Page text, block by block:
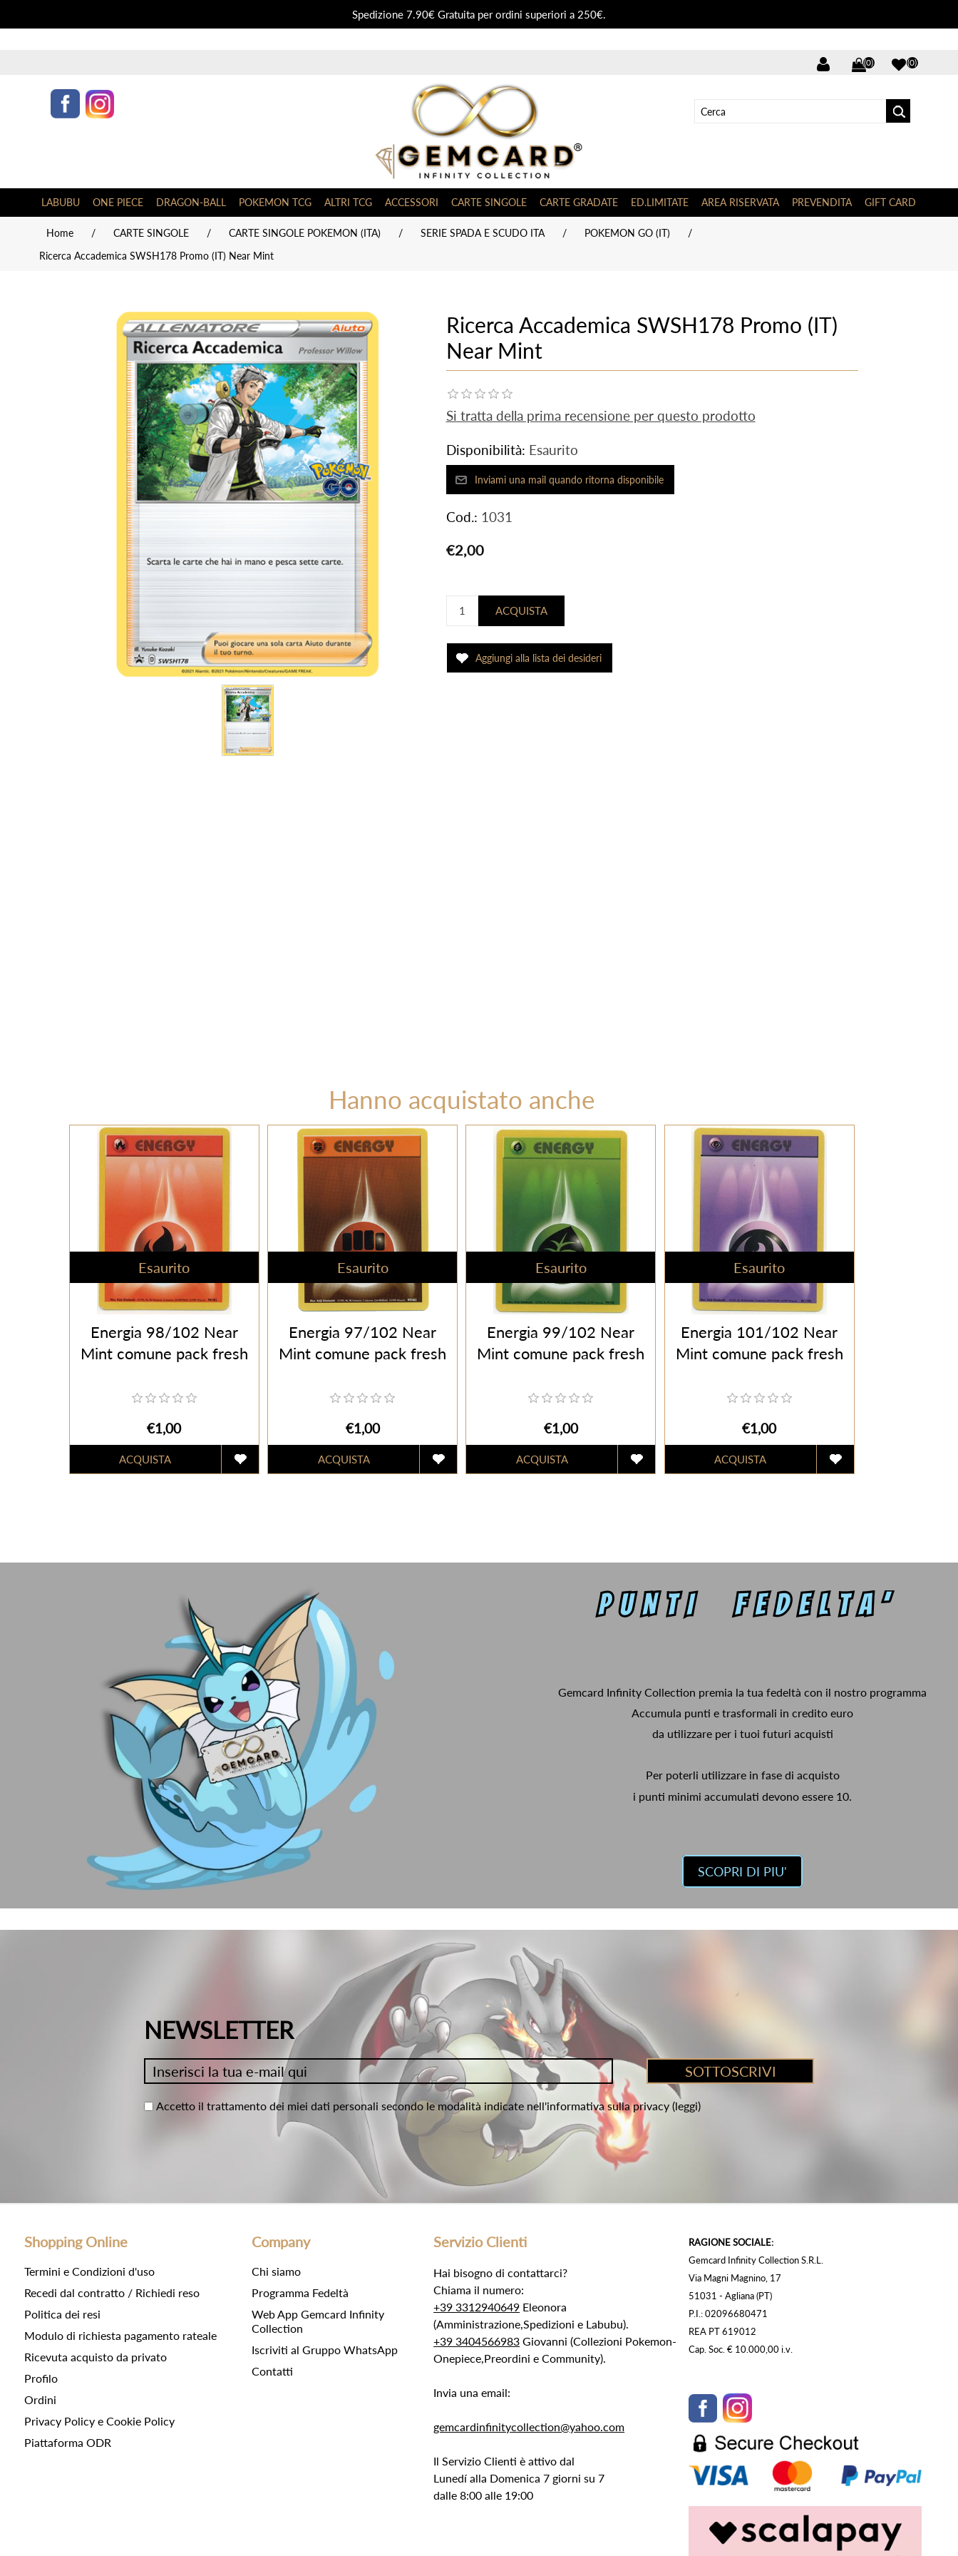
Spedizione 7.90€ Gratuita per ordini superiori a 250€.
(0) (0)
LABUBU ONE PIECE DRAGON-BALL POKEMON TCG ALTRI TCG ACCESSORI CARTE SINGOLE CARTE GRADATE ED.LIMITATE AREA RISERVATA PREVENDITA GIFT CARD
Home / CARTE SINGOLE / CARTE SINGOLE POKEMON (ITA) / SERIE SPADA E SCUDO ITA / POKEMON GO (IT)
/
Ricerca Accademica SWSH178 Promo (IT) Near Mint
Ricerca Accademica SWSH178 Promo (IT)
Near Mint
Si tratta della prima recensione per questo prodotto
Disponibilità: Esaurito
Cod.: 1031
€2,00
Hanno acquistato anche
Esaurito
Energia 98/102 Near
Mint comune pack fresh
€1,00
Esaurito
Energia 97/102 Near
Mint comune pack fresh
€1,00
Esaurito
Energia 99/102 Near
Mint comune pack fresh
€1,00
Esaurito
Energia 101/102 Near
Mint comune pack fresh
€1,00
Gemcard Infinity Collection premia la tua fedeltà con il nostro programma
Accumula punti e trasformali in credito euro
da utilizzare per i tuoi futuri acquisti
Per poterli utilizzare in fase di acquisto
i punti minimi accumulati devono essere 10.
SCOPRI DI PIU'
NEWSLETTER
Accetto il trattamento dei miei dati personali secondo le modalità indicate nell'informativa sulla privacy (leggi)
Shopping Online
Termini e Condizioni d'uso
Recedi dal contratto / Richiedi reso
Politica dei resi
Modulo di richiesta pagamento rateale
Ricevuta acquisto da privato
Profilo
Ordini
Privacy Policy e Cookie Policy
Piattaforma ODR
Company
Chi siamo
Programma Fedeltà
Web App Gemcard Infinity
Collection
Iscriviti al Gruppo WhatsApp
Contatti
Servizio Clienti
Hai bisogno di contattarci?
Chiama il numero:
+39 3312940649 Eleonora
(Amministrazione,Spedizioni e Labubu).
+39 3404566983 Giovanni (Collezioni Pokemon-
Onepiece,Preordini e Community).
Invia una email:
gemcardinfinitycollection@yahoo.com
Il Servizio Clienti è attivo dal
Lunedí alla Domenica 7 giorni su 7
dalle 8:00 alle 19:00
RAGIONE SOCIALE:
Gemcard Infinity Collection S.R.L.
Via Magni Magnino, 17
51031 - Agliana (PT)
P.I.: 02096680471
REA PT 619012
Cap. Soc. € 10.000,00 i.v.